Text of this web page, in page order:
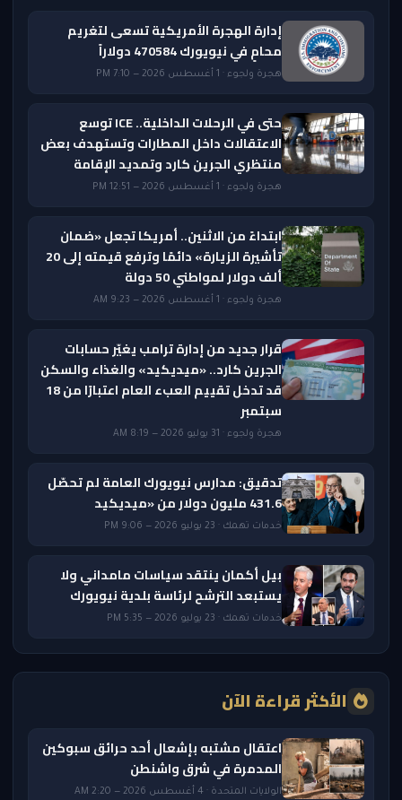
إدارة الهجرة الأمريكية تسعى لتغريم
محامٍ في نيويورك 470584 دولاراً
هجرة ولجوء · 1 أغسطس 2026 — 7:10 PM
حتى في الرحلات الداخلية.. ICE توسع
الاعتقالات داخل المطارات وتستهدف بعض
منتظري الجرين كارد وتمديد الإقامة
هجرة ولجوء · 1 أغسطس 2026 — 12:51 PM
ابتداءً من الاثنين.. أمريكا تجعل «ضمان
تأشيرة الزيارة» دائمًا وترفع قيمته إلى 20
ألف دولار لمواطني 50 دولة
هجرة ولجوء · 1 أغسطس 2026 — 9:23 AM
قرار جديد من إدارة ترامب يغيّر حسابات
الجرين كارد.. «ميديكيد» والغذاء والسكن
قد تدخل تقييم العبء العام اعتبارًا من 18
سبتمبر
هجرة ولجوء · 31 يوليو 2026 — 8:19 AM
تدقيق: مدارس نيويورك العامة لم تحصّل
431.6 مليون دولار من «ميديكيد
خدمات تهمك · 23 يوليو 2026 — 9:06 PM
بيل أكمان ينتقد سياسات مامداني ولا
يستبعد الترشح لرئاسة بلدية نيويورك
خدمات تهمك · 23 يوليو 2026 — 5:35 PM
الأكثر قراءة الآن
اعتقال مشتبه بإشعال أحد حرائق سبوكين
المدمرة في شرق واشنطن
الولايات المتحدة · 4 أغسطس 2026 — 2:20 AM